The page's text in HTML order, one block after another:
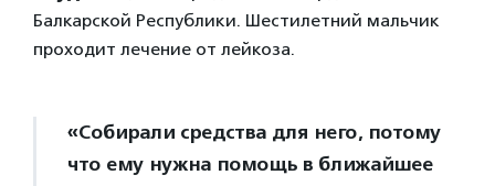
Балкарской Республики. Шестилетний мальчик
проходит лечение от лейкоза.
«Собирали средства для него, потому
что ему нужна помощь в ближайшее